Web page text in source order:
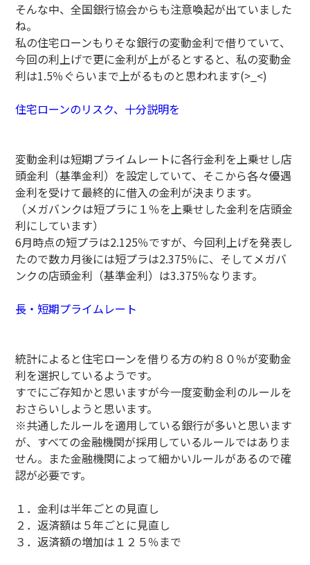
そんな中、全国銀行協会からも注意喚起が出ていました
ね。
私の住宅ローンもりそな銀行の変動金利で借りていて、
今回の利上げで更に金利が上がるとすると、私の変動金
利は1.5％ぐらいまで上がるものと思われます(>_<)
住宅ローンのリスク、十分説明を
変動金利は短期プライムレートに各行金利を上乗せし店
頭金利（基準金利）を設定していて、そこから各々優遇
金利を受けて最終的に借入の金利が決まります。
（メガバンクは短プラに１％を上乗せした金利を店頭金
利にしています）
6月時点の短プラは2.125％ですが、今回利上げを発表し
たので数カ月後には短プラは2.375％に、そしてメガバ
ンクの店頭金利（基準金利）は3.375％なります。
長・短期プライムレート
統計によると住宅ローンを借りる方の約８０％が変動金
利を選択しているようです。
すでにご存知かと思いますが今一度変動金利のルールを
おさらいしようと思います。
※共通したルールを適用している銀行が多いと思います
が、すべての金融機関が採用しているルールではありま
せん。また金融機関によって細かいルールがあるので確
認が必要です。
１．金利は半年ごとの見直し
２．返済額は５年ごとに見直し
３．返済額の増加は１２５％まで